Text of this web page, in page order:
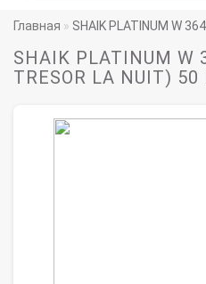
Главная SHAIK PLATINUM W
SHAIK PLATINUM W
ТRESOR LA NUIT) 50